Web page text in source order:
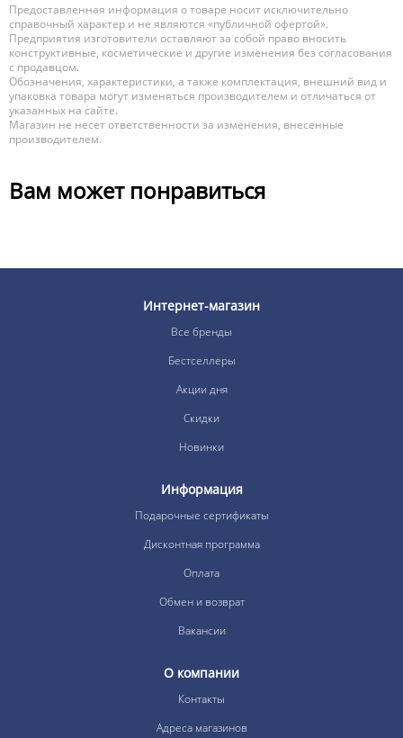
Предоставленная информация о товаре носит исключительно
справочный характер и не являются «публичной офертой».
Предприятия изготовители оставляют за собой право вносить
конструктивные, косметические и другие изменения без согласования
с продавцом.
Обозначения, характеристики, а также комплектация, внешний вид и
упаковка товара могут изменяться производителем и отличаться от
указанных на сайте.
Магазин не несет ответственности за изменения, внесенные
производителем.
Вам может понравиться
Интернет-магазин
Все бренды
Бестселлеры
Акции дня
Скидки
Новинки
Информация
Подарочные сертификаты
Дисконтная программа
Оплата
Обмен и возврат
Вакансии
О компании
Контакты
Адреса магазинов